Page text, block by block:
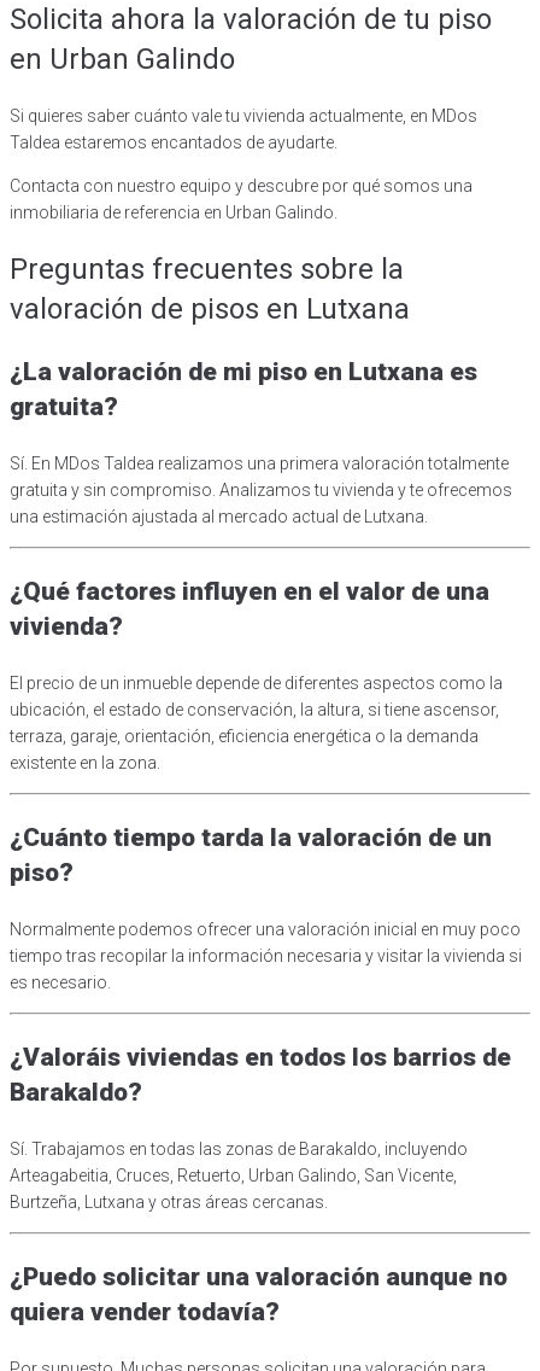
Solicita ahora la valoración de tu piso
en Urban Galindo
Si quieres saber cuánto vale tu vivienda actualmente, en MDos
Taldea estaremos encantados de ayudarte.
Contacta con nuestro equipo y descubre por qué somos una
inmobiliaria de referencia en Urban Galindo.
Preguntas frecuentes sobre la
valoración de pisos en Lutxana
¿La valoración de mi piso en Lutxana es
gratuita?
Sí. En MDos Taldea realizamos una primera valoración totalmente
gratuita y sin compromiso. Analizamos tu vivienda y te ofrecemos
una estimación ajustada al mercado actual de Lutxana.
¿Qué factores influyen en el valor de una
vivienda?
El precio de un inmueble depende de diferentes aspectos como la
ubicación, el estado de conservación, la altura, si tiene ascensor,
terraza, garaje, orientación, eficiencia energética o la demanda
existente en la zona.
¿Cuánto tiempo tarda la valoración de un
piso?
Normalmente podemos ofrecer una valoración inicial en muy poco
tiempo tras recopilar la información necesaria y visitar la vivienda si
es necesario.
¿Valoráis viviendas en todos los barrios de
Barakaldo?
Sí. Trabajamos en todas las zonas de Barakaldo, incluyendo
Arteagabeitia, Cruces, Retuerto, Urban Galindo, San Vicente,
Burtzeña, Lutxana y otras áreas cercanas.
¿Puedo solicitar una valoración aunque no
quiera vender todavía?